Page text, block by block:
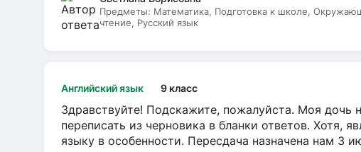
Предметы: Математика, Подготовка к школе,
чтение, Русский язык
Английский язык 9 класс
Здравствуйте! Подскажите, пожалуйста. Моя дочь
переписать из черновика в бланки ответов. Хотя,
языку в особенности. Пересдача назначена нам 3